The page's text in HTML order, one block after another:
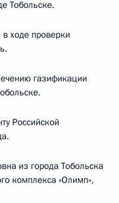
Тобольске.
ходе проверки
газификации
Российской
из города Тобольска
комплекса «Олимп»,